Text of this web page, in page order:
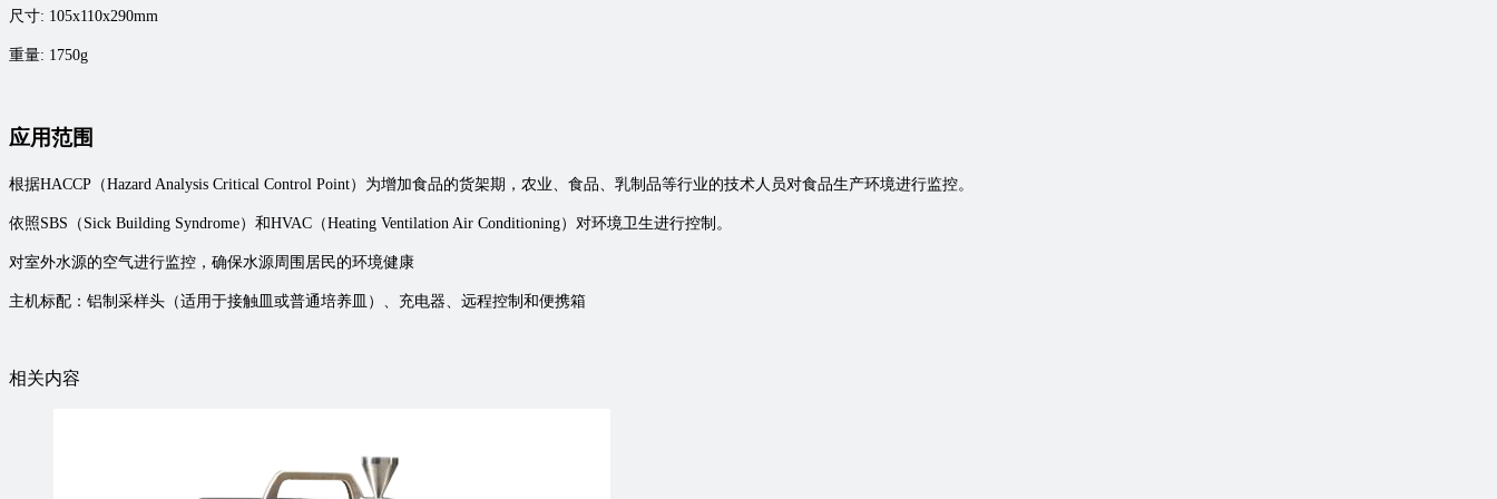
尺寸: 105x110x290mm
重量: 1750g
应用范围
根据HACCP（Hazard Analysis Critical Control Point）为增加食品的货架期，农业、食品、乳制品等行业的技术人员对食品生产环境进行监控。
依照SBS（Sick Building Syndrome）和HVAC（Heating Ventilation Air Conditioning）对环境卫生进行控制。
对室外水源的空气进行监控，确保水源周围居民的环境健康
主机标配：铝制采样头（适用于接触皿或普通培养皿）、充电器、远程控制和便携箱
相关内容